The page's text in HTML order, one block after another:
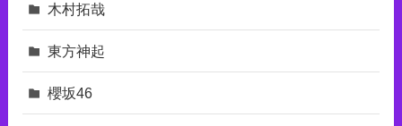
木村拓哉
東⽅神起
櫻坂46